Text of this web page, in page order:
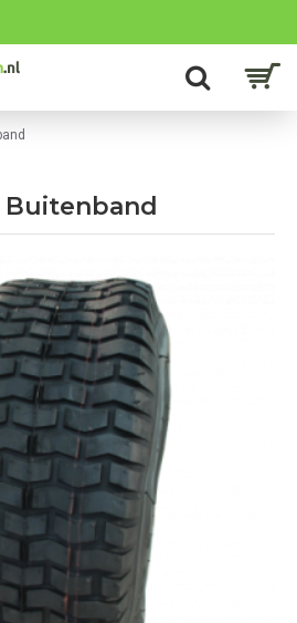
Buitenband